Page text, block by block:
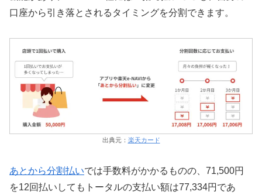
口座から引き落とされるタイミングを分割できます。
出典元： 楽天カード
あとから分割払いでは手数料がかかるものの、71,500円
を12回払いしてもトータルの支払い額は77,334円であ